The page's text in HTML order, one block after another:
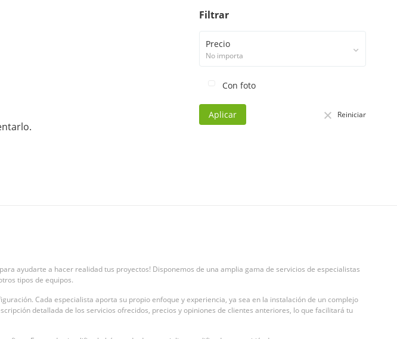
Filtrar
Precio
No importa
Con foto
Aplicar Reiniciar
ayudarte a hacer realidad tus proyectos! Disponemos de una amplia gama de servicios de especialistas
tipos de equipos.
Cada especialista aporta su propio enfoque y experiencia, ya sea en la instalación de un complejo
detallada de los servicios ofrecidos, precios y opiniones de clientes anteriores, lo que facilitará tu